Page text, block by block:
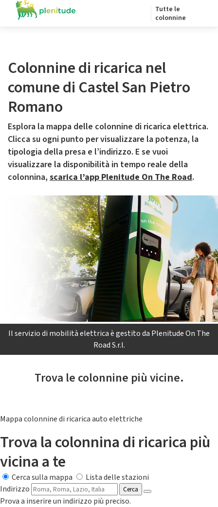
Tutte le
colonnine
Colonnine di ricarica nel
comune di Castel San Pietro
Romano
Esplora la mappa delle colonnine di ricarica elettrica.
Clicca su ogni punto per visualizzare la potenza, la
tipologia della presa e l’indirizzo. E se vuoi
visualizzare la disponibilità in tempo reale della
colonnina, scarica l’app Plenitude On The Road.
Il servizio di mobilità elettrica è gestito da Plenitude On The
Road S.r.l.
Trova le colonnine più vicine.
Mappa colonnine di ricarica auto elettriche
Trova la colonnina di ricarica più
vicina a te
Cerca sulla mappa
Lista delle stazioni
Indirizzo
Cerca
Prova a inserire un indirizzo più preciso.